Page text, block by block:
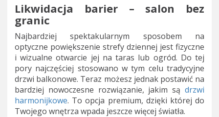
Likwidacja barier – salon bez
granic
Najbardziej spektakularnym sposobem na
optyczne powiększenie strefy dziennej jest fizyczne
i wizualne otwarcie jej na taras lub ogród. Do tej
pory najczęściej stosowano w tym celu tradycyjne
drzwi balkonowe. Teraz możesz jednak postawić na
bardziej nowoczesne rozwiązanie, jakim są drzwi
harmonijkowe. To opcja premium, dzięki której do
Twojego wnętrza wpada jeszcze więcej światła.